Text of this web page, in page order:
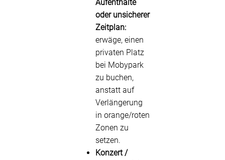
Aufenthalte
oder unsicherer
Zeitplan:
erwäge, einen
privaten Platz
bei Mobypark
zu buchen,
anstatt auf
Verlängerung
in orange/roten
Zonen zu
setzen.
Konzert /